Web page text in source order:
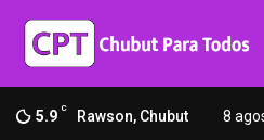
5.9 C Rawson, Chubut 8